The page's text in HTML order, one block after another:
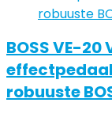
BOSS VE-
robuuste